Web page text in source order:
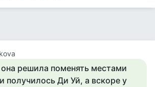
решила поменять местами
получилось Ди Уй, а вскоре у